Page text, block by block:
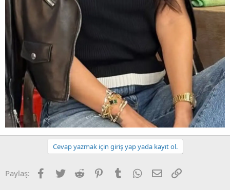
Cevap yazmak için giriş yap yada kayıt ol.
Paylaş: Facebook
Twitter Reddit PinterestTumblr WhatsApp
E-posta